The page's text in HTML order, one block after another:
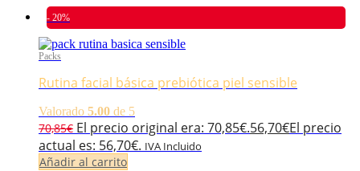
- 20%
Packs
Rutina facial básica prebiótica piel sensible
Valorado 5.00 de 5
70,85€ El precio original era: 70,85€.56,70€El precio
actual es: 56,70€. IVA Incluido
Añadir al carrito